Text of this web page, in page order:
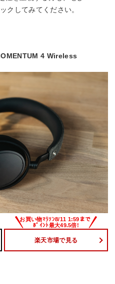
クしてみてください。
4 Wireless
楽天市場で見る